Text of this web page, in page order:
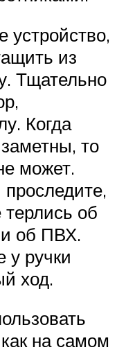
устройство,
из
Тщательно
Когда
то
может.
об
об ПВХ.
у ручки
ход.
на самом